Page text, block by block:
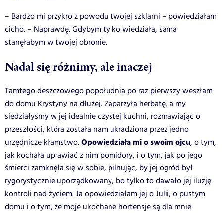
– Bardzo mi przykro z powodu twojej szklarni – powiedziałam
cicho. – Naprawdę. Gdybym tylko wiedziała, sama
stanęłabym w twojej obronie.
Nadal się różnimy, ale inaczej
Tamtego deszczowego popołudnia po raz pierwszy weszłam
do domu Krystyny na dłużej. Zaparzyła herbatę, a my
siedziałyśmy w jej idealnie czystej kuchni, rozmawiając o
przeszłości, która została nam ukradziona przez jedno
urzędnicze kłamstwo.Opowiedziała mi o swoim ojcu, o tym,
jak kochała uprawiać z nim pomidory, i o tym, jak po jego
śmierci zamknęła się w sobie, pilnując, by jej ogród był
rygorystycznie uporządkowany, bo tylko to dawało jej iluzję
kontroli nad życiem. Ja opowiedziałam jej o Julii, o pustym
domu i o tym, że moje ukochane hortensje są dla mnie